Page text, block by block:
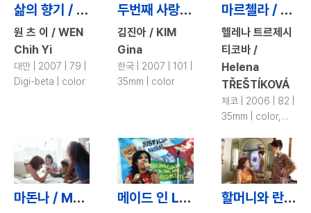
삶의 향기 / Nyonya\'s Taste of Life
원 츠 이 / WEN
Chih Yi
대만 | 2007 | 79 |
Digi-beta | color
두번째 사랑 / Never Forever
김진아 / KIM
Gina
한국 | 2007 | 101 |
35mm | color
마르첼라 / Marcela
헬레나 트르제시
티코바 /
Helena
TŘEŠTÍKOVÁ
체코 | 2006 | 82 |
35mm | color,
마돈나 / Madonnas 메이드 인 L.A. / Made in L.A. 할머니와 란제리 / Late Bloomers